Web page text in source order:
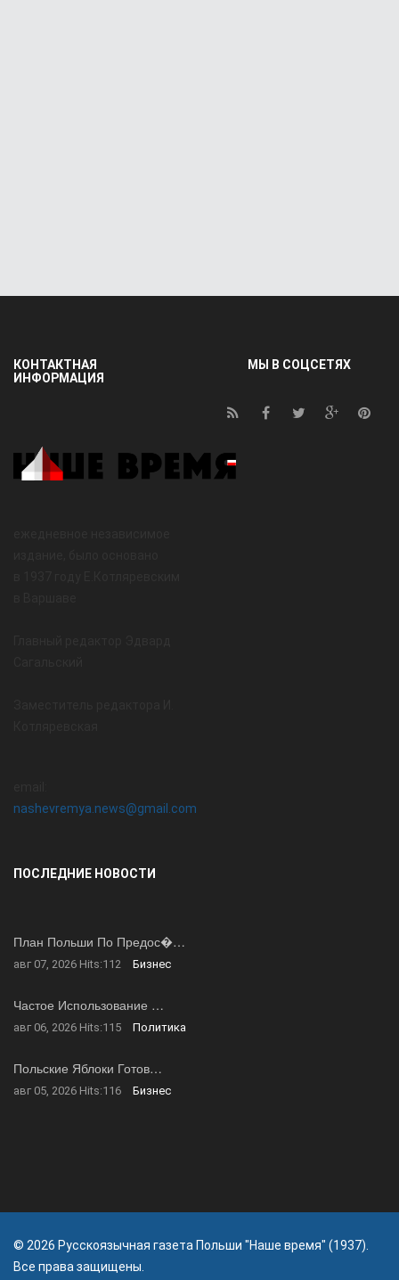
КОНТАКТНАЯ
ИНФОРМАЦИЯ
nashevremya.news@gmail.com
МЫ В СОЦСЕТЯХ
ПОСЛЕДНИЕ НОВОСТИ
План Польши По Предос�…
авг 07, 2026 Hits:112 Бизнес
Частое Использование …
авг 06, 2026 Hits:115 Политика
Польские Яблоки Готов…
авг 05, 2026 Hits:116 Бизнес
© 2026 Русскоязычная газета Польши "Наше время" (1937).
Все права защищены.